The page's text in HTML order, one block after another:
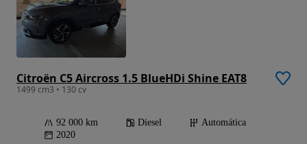
Citroën C5 Aircross 1.5 BlueHDi Shine EAT8
1499 cm3 • 130 cv
92 000 km Diesel
Automática
2020